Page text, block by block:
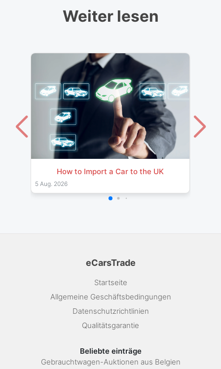
Weiter lesen
How to Import a Car to the UK
5 Aug. 2026
eCarsTrade
Startseite
Allgemeine Geschäftsbedingungen
Datenschutzrichtlinien
Qualitätsgarantie
Beliebte einträge
Gebrauchtwagen-Auktionen aus Belgien